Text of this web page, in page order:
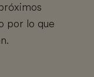
por lo que